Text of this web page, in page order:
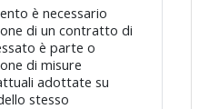
è necessario
di un contratto di
è parte o
di misure
adottate su
stesso